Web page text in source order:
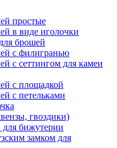
простые
в виде иголочки
брошей
с филигранью
с сеттингом для камеи
с площадкой
с петельками
гвоздики)
бижутерии
замком для